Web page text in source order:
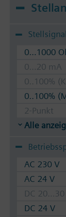
Stellsignal
0...1000
0...20 mA
0..100%
0..100%
2-Punkt
Alle
AC 230 V
AC 24 V
DC 20...30
DC 24 V